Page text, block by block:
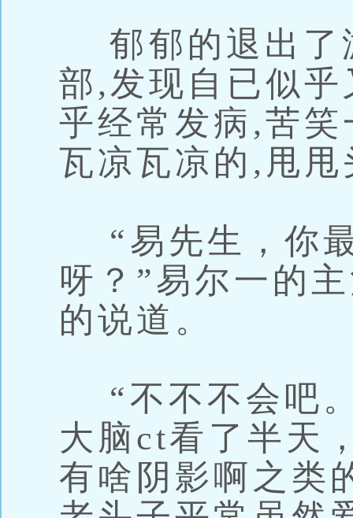
郁郁的退出了
部,发现自已似
乎经常发病,苦
瓦凉瓦凉的,甩
“易先生，你
呀？”易尔一的
的说道。
“不不不会吧
大脑ct看了半天
有啥阴影啊之类